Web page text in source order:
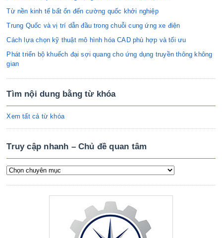
Từ nền kinh tế bất ổn đến cường quốc khởi nghiệp
Trung Quốc và vị trí dẫn đầu trong chuỗi cung ứng xe điện
Cách lựa chọn kỹ thuật mô hình hóa CAD phù hợp và tối ưu
Phát triển bộ khuếch đại sợi quang cho ứng dụng truyền thông không
gian
Tìm nội dung bằng từ khóa
Xem tất cả từ khóa
Truy cập nhanh – Chủ đề quan tâm